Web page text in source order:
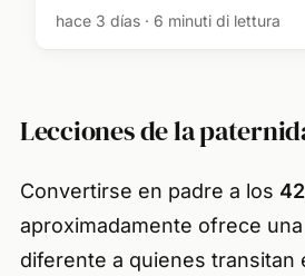
hace 3 días · 6 minuti di lettura
Lecciones de la
Convertirse en padre a los
aproximadamente ofrece
diferente a quienes transitan